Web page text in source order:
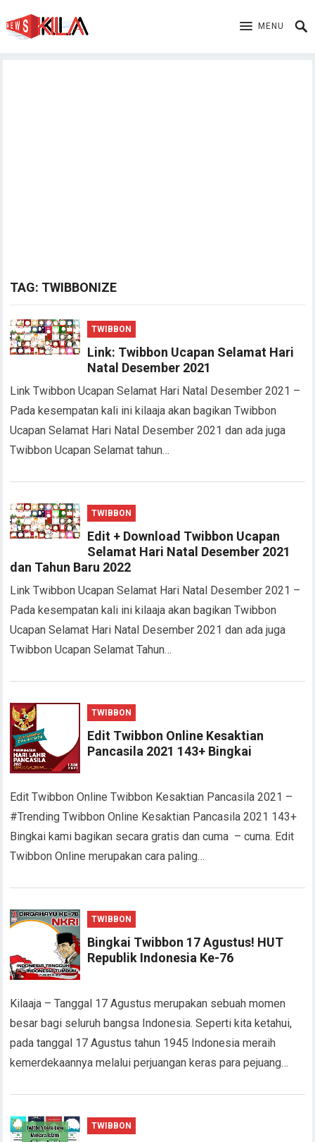
MENU
TAG: TWIBBONIZE
TWIBBON
Link: Twibbon Ucapan Selamat Hari
Natal Desember 2021
Link Twibbon Ucapan Selamat Hari Natal Desember 2021 –
Pada kesempatan kali ini kilaaja akan bagikan Twibbon
Ucapan Selamat Hari Natal Desember 2021 dan ada juga
Twibbon Ucapan Selamat tahun…
TWIBBON
Edit + Download Twibbon Ucapan
Selamat Hari Natal Desember 2021
dan Tahun Baru 2022
Link Twibbon Ucapan Selamat Hari Natal Desember 2021 –
Pada kesempatan kali ini kilaaja akan bagikan Twibbon
Ucapan Selamat Hari Natal Desember 2021 dan ada juga
Twibbon Ucapan Selamat Tahun…
TWIBBON
Edit Twibbon Online Kesaktian
Pancasila 2021 143+ Bingkai
Edit Twibbon Online Twibbon Kesaktian Pancasila 2021 –
#Trending Twibbon Online Kesaktian Pancasila 2021 143+
Bingkai kami bagikan secara gratis dan cuma – cuma. Edit
Twibbon Online merupakan cara paling…
TWIBBON
Bingkai Twibbon 17 Agustus! HUT
Republik Indonesia Ke-76
Kilaaja – Tanggal 17 Agustus merupakan sebuah momen
besar bagi seluruh bangsa Indonesia. Seperti kita ketahui,
pada tanggal 17 Agustus tahun 1945 Indonesia meraih
kemerdekaannya melalui perjuangan keras para pejuang…
TWIBBON